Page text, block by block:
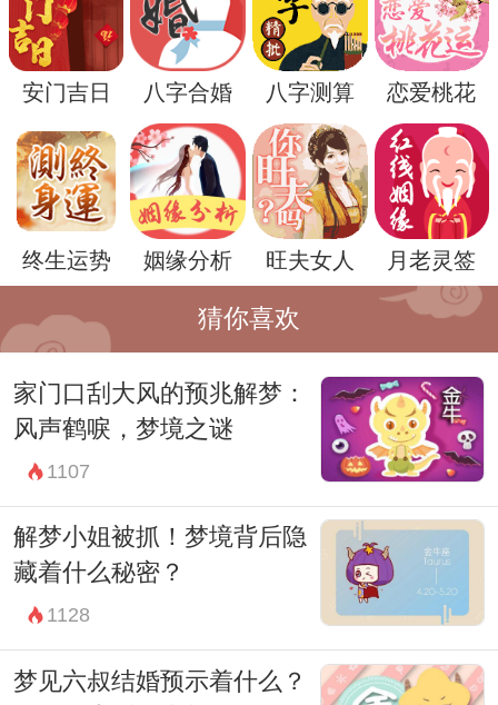
因素。
此外，梦境中的水还可以象征洗涤和净化。
当鞋子被水冲走时，可能意味着我们正在经
历一种情感或者精神层面的清洗和解放，摆
脱过去的束缚，迎接新的开始。
对于每个人来说，梦境的解读都是个体化
的，取决于个人的经历和情境。因此，梦见
鞋子被水冲走的具体含义可能因人而异。有
些人可能会解读为对某种失去或者不安的恐
惧，而另一些人可能会将其视为一种解脱或
者重生的象征。
总之，梦境是一扇通向内心深处的窗户，它
为我们提供了探索和理解自我内在世界的机
会。当我们面对梦见鞋子被水冲走这样的场
景时，不妨停下来，反思自己内心的感受和
情绪，或许可以在梦境中找到一些生活中的
启示和答案。
安门吉日 八字合婚 八字测算 恋爱桃花
终生运势 姻缘分析 旺夫女人 月老灵签
猜你喜欢
家门口刮大风的预兆解梦：
风声鹤唳，梦境之谜
1107
解梦小姐被抓！梦境背后隐
藏着什么秘密？
1128
梦见六叔结婚预示着什么？